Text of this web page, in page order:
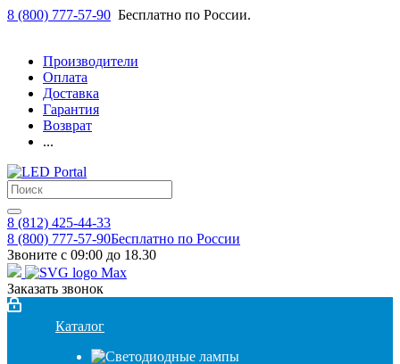
8 (800) 777-57-90 Бесплатно по России.
Производители
Оплата
Доставка
Гарантия
Возврат
...
8 (812) 425-44-33
8 (800) 777-57-90Бесплатно по России
Звоните с 09:00 до 18.30
Заказать звонок
Каталог